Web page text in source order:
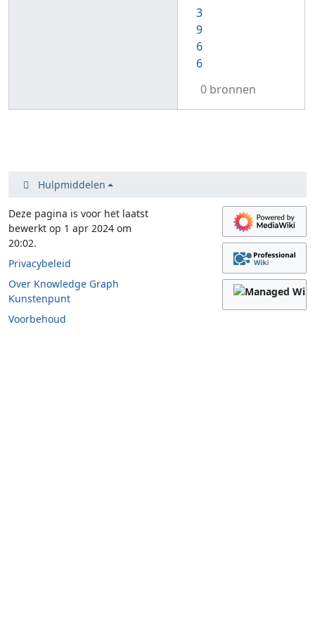
3
9
6
6
0 bronnen
Hulpmiddelen
Deze pagina is voor het laatst
bewerkt op 1 apr 2024 om
20:02.
Privacybeleid
Over Knowledge Graph
Kunstenpunt
Voorbehoud